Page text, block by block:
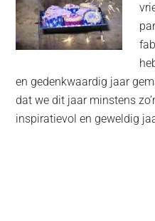
en gedenkwaardig jaar
dat we dit jaar minstens
inspiratievol en geweldig